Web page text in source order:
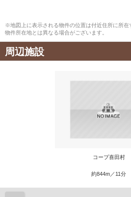
※地図上に表示される物件の位置は付近住所に所
物件所在地とは異なる場合がございます。
周辺施設
コープ喜田村
約844m／11分